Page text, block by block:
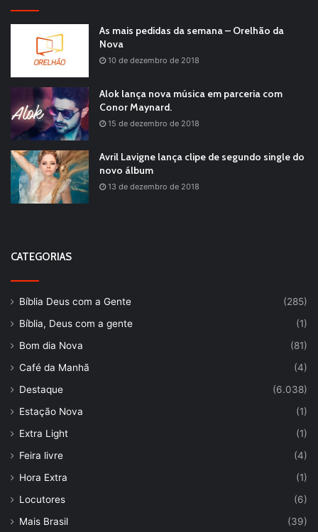
As mais pedidas da semana – Orelhão da
Nova
10 de dezembro de 2018
Alok lança nova música em parceria com
Conor Maynard.
15 de dezembro de 2018
Avril Lavigne lança clipe de segundo single do
novo álbum
13 de dezembro de 2018
CATEGORIAS
Bíblia Deus com a Gente
(285)
Bíblia, Deus com a gente
(1)
Bom dia Nova
(81)
Café da Manhã
(4)
Destaque
(6.038)
Estação Nova
(1)
Extra Light
(1)
Feira livre
(4)
Hora Extra
(1)
Locutores
(6)
Mais Brasil
(39)